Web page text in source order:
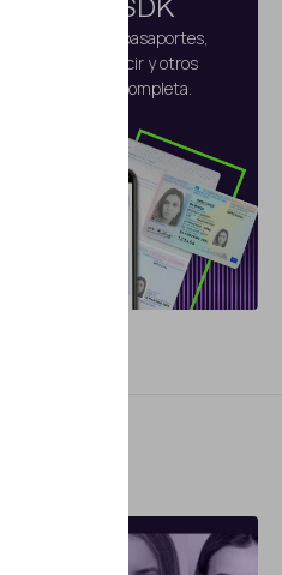
Reader SDK
personales en pasaportes,
de conducir y otros
fluida y completa.